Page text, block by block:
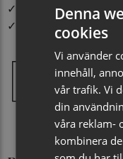
✓ Din beställning
✓ Snabb leverans från
Denna
cookies
Vi använder
innehåll,
vår trafik. Vi
din
våra reklam-
kombinera